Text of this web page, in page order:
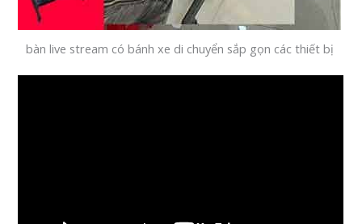
bàn live stream có bánh xe di chuyển sắp gọn các thiết bị